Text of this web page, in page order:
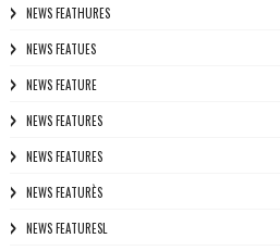
NEWS FEATHURES
NEWS FEATUES
NEWS FEATURE
NEWS FEATURES
NEWS FEATURES
NEWS FEATURÈS
NEWS FEATURESL